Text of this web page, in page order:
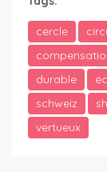
cercle
durable
schweiz
vertueux